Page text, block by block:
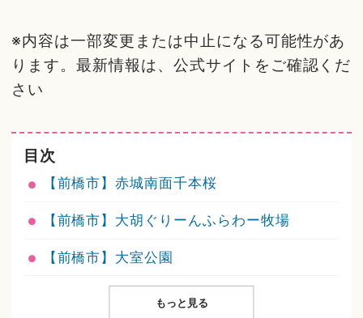
※内容は一部変更または中止になる可能性があ
ります。最新情報は、公式サイトをご確認くだ
さい
目次
【前橋市】赤城南面千本桜
【前橋市】大胡ぐりーんふらわー牧場
【前橋市】大室公園
もっと見る